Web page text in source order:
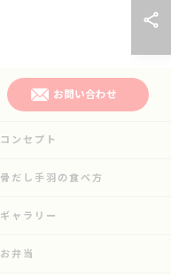
お問い合わせ
コンセプト
骨だし手羽の食べ方
ギャラリー
お弁当